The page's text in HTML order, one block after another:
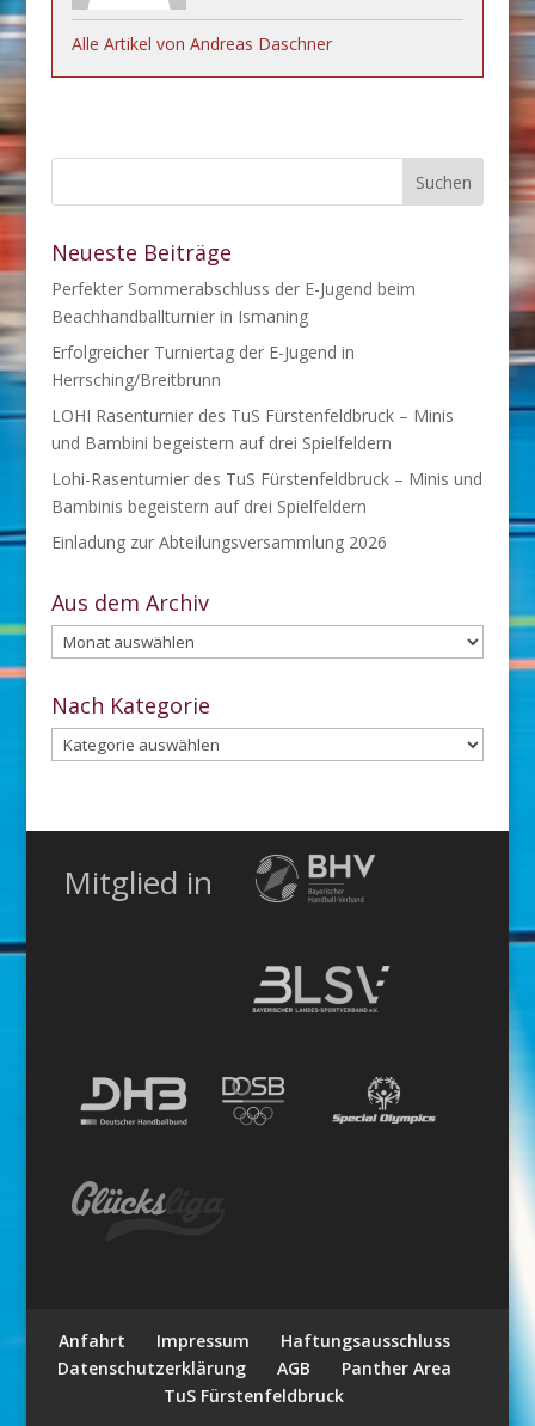
Alle Artikel von Andreas Daschner
Neueste Beiträge
Perfekter Sommerabschluss der E-Jugend beim
Beachhandballturnier in Ismaning
Erfolgreicher Turniertag der E-Jugend in
Herrsching/Breitbrunn
LOHI Rasenturnier des TuS Fürstenfeldbruck – Minis
und Bambini begeistern auf drei Spielfeldern
Lohi-Rasenturnier des TuS Fürstenfeldbruck – Minis und
Bambinis begeistern auf drei Spielfeldern
Einladung zur Abteilungsversammlung 2026
Aus dem Archiv
Aus
dem
Archiv
Nach Kategorie
Nach
Kategorie
Mitglied in
Anfahrt Impressum
Haftungsausschluss
Datenschutzerklärung
AGB
Panther Area
TuS Fürstenfeldbruck